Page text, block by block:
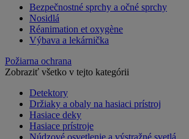
Bezpečnostné sprchy a očné sprchy
Nosidlá
Réanimation et oxygène
Výbava a lekárnička
Požiarna ochrana
Zobraziť všetko v tejto kategórii
Detektory
Držiaky a obaly na hasiaci prístroj
Hasiace deky
Hasiace prístroje